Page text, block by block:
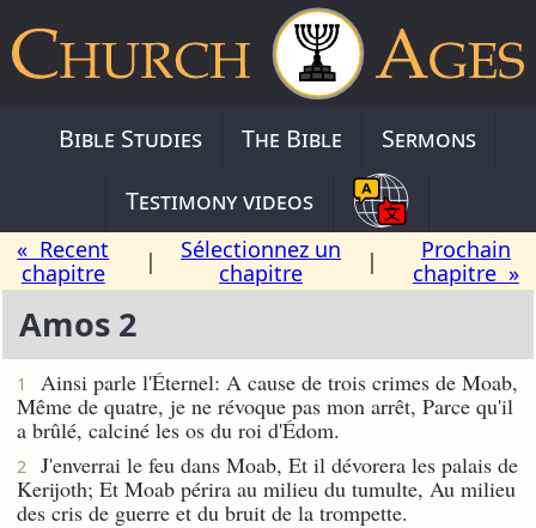
Bible Studies The Bible
Sermons
Testimony videos
« Recent
chapitre
|
Sélectionnez un
chapitre
|
Prochain
chapitre »
Amos 2
1
Ainsi parle l'Éternel: A cause de trois crimes de Moab,
Même de quatre, je ne révoque pas mon arrêt, Parce qu'il
a brûlé, calciné les os du roi d'Édom.
2
J'enverrai le feu dans Moab, Et il dévorera les palais de
Kerijoth; Et Moab périra au milieu du tumulte, Au milieu
des cris de guerre et du bruit de la trompette.